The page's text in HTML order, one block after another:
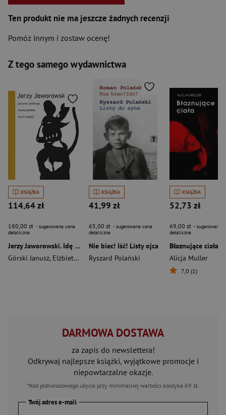
Ten produkt nie ma jeszcze żadnych recenzji
Pomóż innym i zostaw ocenę!
Z tego samego wydawnictwa
KSIĄŻKA
114,64 zł
180,00 zł - sugerowana cena
detaliczna
Jerzy Jaworowski. Idę po dnie rzeki
Górski Janusz, Elżbieta Pałasz
KSIĄŻKA
41,99 zł
65,00 zł - sugerowana cena
detaliczna
Nie biec! Iść! Listy ojca
Ryszard Polański
KSIĄŻKA
52,73 zł
69,00 zł - sugerowana
detaliczna
Błaznujące ciała
Alicja Muller
7,0 (1)
DARMOWA DOSTAWA
za zapis do newslettera!
Odkrywaj najlepsze książki, wyjątkowe promocje i
niepowtarzalne okazje.
*Kod jednorazowego użycia przy minimalnej wartości koszyka 69 zł.
Twój adres e-mail